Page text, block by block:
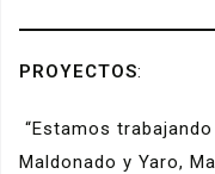
PROYECTOS:
“Estamos
Maldonado y Yaro,